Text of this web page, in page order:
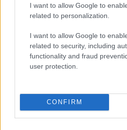
I want to allow Google to
related to personalization.
I want to allow Google to
related to security, including
functionality and fraud
user protection.
CONFIRM